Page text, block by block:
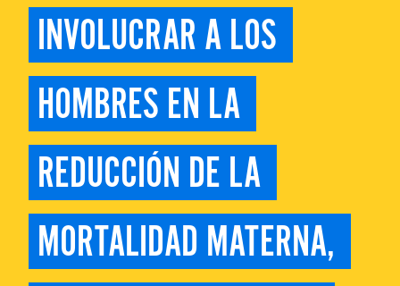
INVOLUCRAR A LOS
HOMBRES EN LA
REDUCCIÓN DE LA
MORTALIDAD MATERNA,